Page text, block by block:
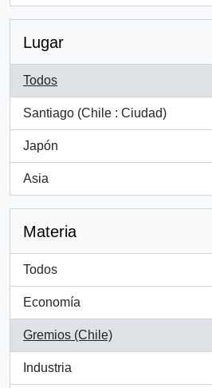
Lugar
Todos
Santiago (Chile : Ciudad)
, 3 resultados
Japón
, 1 resultados
Asia
, 1 resultados
Materia
Todos
Economía
, 3 resultados
Gremios (Chile)
, 3 resultados
Industria
, 3 resultados